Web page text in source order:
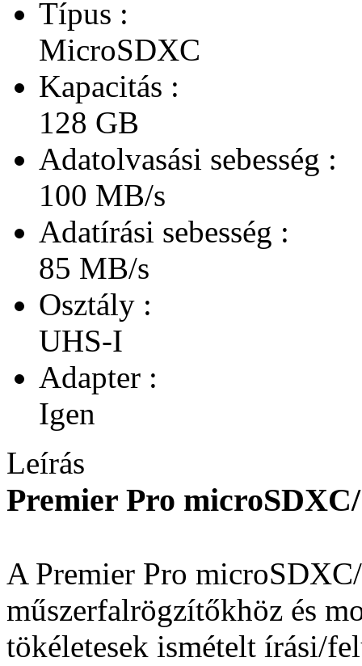
Típus :
MicroSDXC
Kapacitás :
128 GB
Adatolvasási sebesség :
100 MB/s
Adatírási sebesség :
85 MB/s
Osztály :
UHS-I
Adapter :
Igen
Leírás
Premier Pro
A Premier Pro
műszerfalrögzítőkhöz és
tökéletesek ismételt írási/